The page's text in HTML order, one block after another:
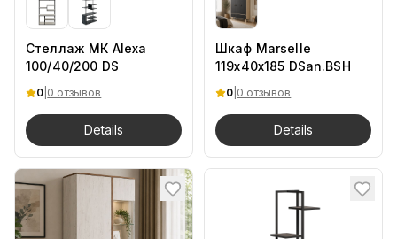
Стеллаж МК Alexa
100/40/200 DS
0 0 отзывов
Details
Шкаф Marselle
119х40х185 DSan.BSH
0 0 отзывов
Details